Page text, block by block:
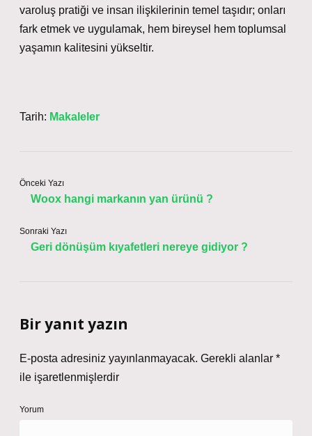
varoluş pratiği ve insan ilişkilerinin temel taşıdır; onları
fark etmek ve uygulamak, hem bireysel hem toplumsal
yaşamın kalitesini yükseltir.
Tarih: Makaleler
Önceki Yazı
Woox hangi markanın yan ürünü ?
Sonraki Yazı
Geri dönüşüm kıyafetleri nereye gidiyor ?
Bir yanıt yazın
E-posta adresiniz yayınlanmayacak. Gerekli alanlar *
ile işaretlenmişlerdir
Yorum